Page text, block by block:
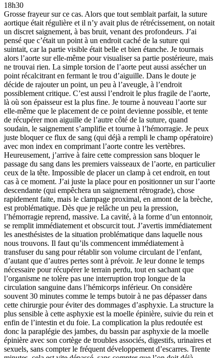
18h30
Grosse frayeur sur ce cas. Alors que tout semblait parfait, la suture
aortique était régulière et il n’y avait plus de rétrécissement, on notait
un discret saignement, à bas bruit, venant des profondeurs. J’ai
pensé que c’était un point à un endroit caché de la suture qui
suintait, car la partie visible était belle et bien étanche. Je tournais
alors l’aorte sur elle-même pour visualiser sa partie postérieure, mais
ne trouvai rien. La simple torsion de l’aorte peut aussi assécher un
point récalcitrant en fermant le trou d’aiguille. Dans le doute je
décide de rajouter un point, un peu à l’aveugle, à l’endroit
possiblement critique. C’est aussi l’endroit le plus fragile de l’aorte,
là où son épaisseur est la plus fine. Je tourne à nouveau l’aorte sur
elle-même que le placement de ce point devienne possible, et tente
de récupérer mon aiguille de l’autre côté de la suture, quand
soudain, le saignement s’amplifie et tourne à l’hémorragie. Je peux
juste bloquer ce flux de sang (qui déjà a rempli le champ opératoire)
avec mon index en comprimant l’aorte contre les vertèbres.
Heureusement, j’arrive à faire cette compression sans bloquer le
passage du sang dans les premiers vaisseaux de l’aorte, en particulier
ceux de la tête. Impossible de placer un clamp à cet endroit, en tout
cas à ce moment. J’ai juste la place pour en positionner un sur l’aorte
descendante (qui empêchera un saignement rétrograde), chose
rapidement faite, mais le clampage proximal, en amont de la brèche,
est problématique. Dès que je relâche un peu la pression,
l’hémorragie reprend, massive. La cavité, à la forme d’un entonnoir,
se remplit immédiatement et obscurcit tout. J’avertis immédiatement
les anesthésistes de la situation problématique dans laquelle nous
nous trouvons. Il faut qu’ils commencent immédiatement à
transfuser du sang pour rétablir son volume circulant de l’enfant,
d’autant que d’autres pertes sont à prévoir. Je leur donne le temps
nécessaire pour récupérer le terrain perdu, tout en sachant que
l’organisme ne tolère pas une interruption trop longue de la
circulation sanguine dans l’hémicorps inférieur. On considère
souvent 30 minutes comme le temps butoir à ne pas dépasser dans
cette chirurgie pour éviter des dommages d’asphyxie. La structure la
plus sensible à cette asphyxie est la moelle épinière, suivie du rein et
enfin de l’intestin et du foie. La complication la plus redoutée est
donc la paraplégie des jambes, du bassin par asphyxie de la moelle
épinière avec son cortège de troubles associés, digestifs, urinaires et
sexuels, sans compter le fréquent développement d’escarres. Trente